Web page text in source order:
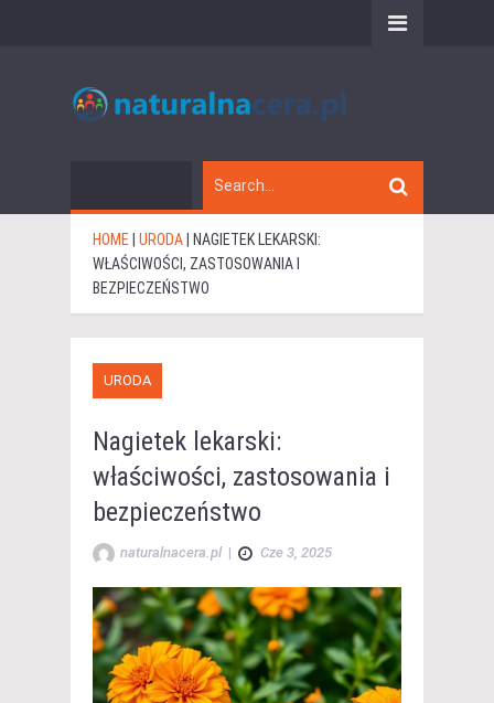
HOME URODA
NAGIETEK LEKARSKI:
WŁAŚCIWOŚCI, ZASTOSOWANIA I
BEZPIECZEŃSTWO
URODA
Nagietek lekarski:
właściwości, zastosowania i
bezpieczeństwo
naturalnacera.pl | Cze 3, 2025